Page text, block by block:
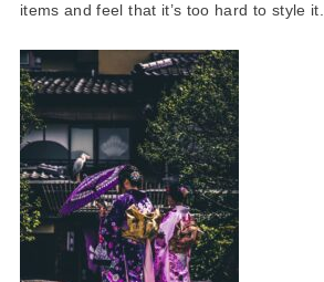
items and feel that it’s too hard to style it.